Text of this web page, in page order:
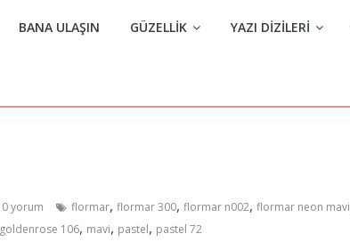
BANA ULAŞIN GÜZELLIK YAZI DIZILERI
0 yorum flormar, flormar 300, flormar n002, flormar neon mavi
goldenrose 106, mavi, pastel, pastel 72